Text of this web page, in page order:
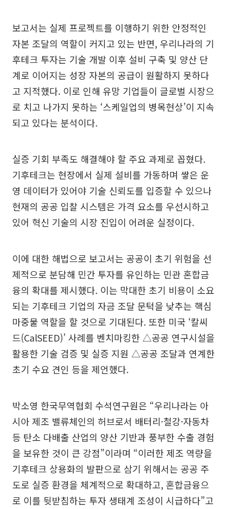
보고서는 실제 프로젝트를 이행하기 위한 안정적인
자본 조달의 역할이 커지고 있는 반면, 우리나라의 기
후테크 투자는 기술 개발 이후 설비 구축 및 양산 단
계로 이어지는 성장 자본의 공급이 원활하지 못하다
고 지적했다. 이로 인해 유망 기업들이 글로벌 시장으
로 치고 나가지 못하는 ‘스케일업의 병목현상’이 지속
되고 있다는 분석이다.
실증 기회 부족도 해결해야 할 주요 과제로 꼽혔다.
기후테크는 현장에서 실제 설비를 가동하며 쌓은 운
영 데이터가 있어야 기술 신뢰도를 입증할 수 있으나
현재의 공공 입찰 시스템은 가격 요소를 우선시하고
있어 혁신 기술의 시장 진입이 어려운 실정이다.
이에 대한 해법으로 보고서는 공공이 초기 위험을 선
제적으로 분담해 민간 투자를 유인하는 민관 혼합금
융의 확대를 제시했다. 이는 막대한 초기 비용이 소요
되는 기후테크 기업의 자금 조달 문턱을 낮추는 핵심
마중물 역할을 할 것으로 기대된다. 또한 미국 ‘칼씨
드(CalSEED)’ 사례를 벤치마킹한 △공공 연구시설을
활용한 기술 검증 및 실증 지원 △공공 조달과 연계한
초기 수요 견인 등을 제언했다.
박소영 한국무역협회 수석연구원은 “우리나라는 아
시아 제조 밸류체인의 허브로서 배터리·철강·자동차
등 탄소 다배출 산업의 양산 기반과 풍부한 수출 경험
을 보유한 것이 큰 강점”이라며 “이러한 제조 역량을
기후테크 상용화의 발판으로 삼기 위해서는 공공 주
도로 실증 환경을 체계적으로 확대하고, 혼합금융으
로 이를 뒷받침하는 투자 생태계 조성이 시급하다”고